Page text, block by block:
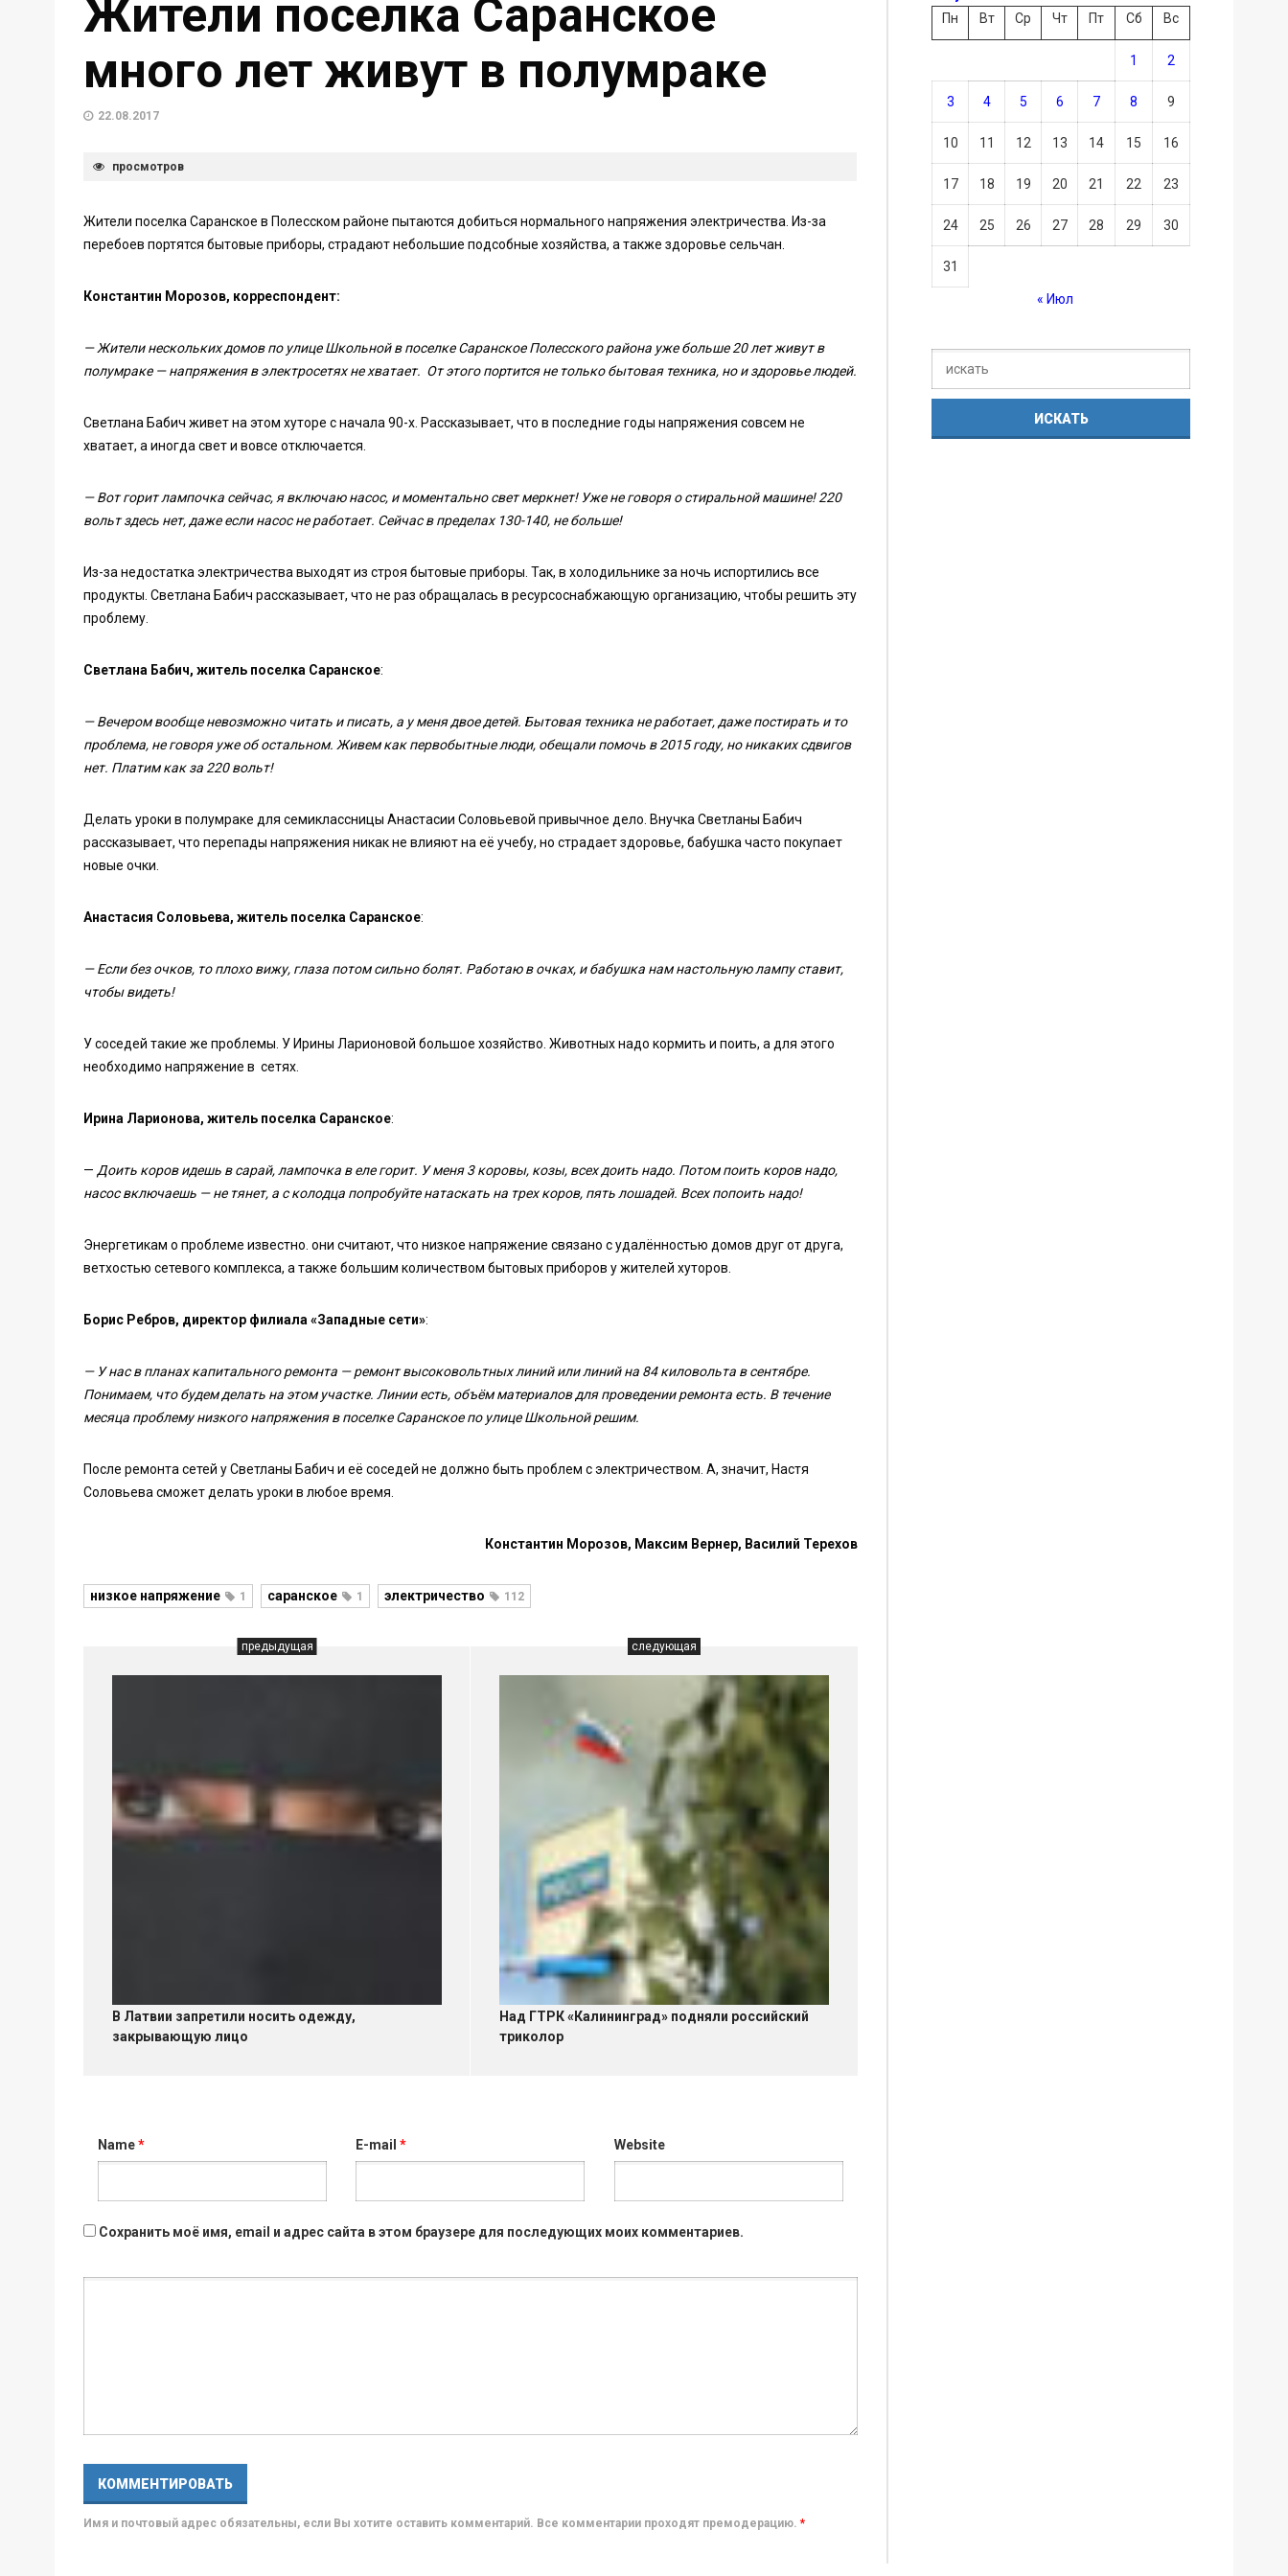
Жители поселка Саранское
много лет живут в полумраке
22.08.2017
просмотров
Жители поселка Саранское в Полесском районе пытаются добиться нормального напряжения электричества. Из-за
перебоев портятся бытовые приборы, страдают небольшие подсобные хозяйства, а также здоровье сельчан.
Константин Морозов, корреспондент:
— Жители нескольких домов по улице Школьной в поселке Саранское Полесского района уже больше 20 лет живут в
полумраке — напряжения в электросетях не хватает. От этого портится не только бытовая техника, но и здоровье людей.
Светлана Бабич живет на этом хуторе с начала 90-х. Рассказывает, что в последние годы напряжения совсем не
хватает, а иногда свет и вовсе отключается.
— Вот горит лампочка сейчас, я включаю насос, и моментально свет меркнет! Уже не говоря о стиральной машине! 220
вольт здесь нет, даже если насос не работает. Сейчас в пределах 130-140, не больше!
Из-за недостатка электричества выходят из строя бытовые приборы. Так, в холодильнике за ночь испортились все
продукты. Светлана Бабич рассказывает, что не раз обращалась в ресурсоснабжающую организацию, чтобы решить эту
проблему.
Светлана Бабич, житель поселка Саранское:
— Вечером вообще невозможно читать и писать, а у меня двое детей. Бытовая техника не работает, даже постирать и то
проблема, не говоря уже об остальном. Живем как первобытные люди, обещали помочь в 2015 году, но никаких сдвигов
нет. Платим как за 220 вольт!
Делать уроки в полумраке для семиклассницы Анастасии Соловьевой привычное дело. Внучка Светланы Бабич
рассказывает, что перепады напряжения никак не влияют на её учебу, но страдает здоровье, бабушка часто покупает
новые очки.
Анастасия Соловьева, житель поселка Саранское:
— Если без очков, то плохо вижу, глаза потом сильно болят. Работаю в очках, и бабушка нам настольную лампу ставит,
чтобы видеть!
У соседей такие же проблемы. У Ирины Ларионовой большое хозяйство. Животных надо кормить и поить, а для этого
необходимо напряжение в сетях.
Ирина Ларионова, житель поселка Саранское:
— Доить коров идешь в сарай, лампочка в еле горит. У меня 3 коровы, козы, всех доить надо. Потом поить коров надо,
насос включаешь — не тянет, а с колодца попробуйте натаскать на трех коров, пять лошадей. Всех попоить надо!
Энергетикам о проблеме известно. они считают, что низкое напряжение связано с удалённостью домов друг от друга,
ветхостью сетевого комплекса, а также большим количеством бытовых приборов у жителей хуторов.
Борис Ребров, директор филиала «Западные сети»:
— У нас в планах капитального ремонта — ремонт высоковольтных линий или линий на 84 киловольта в сентябре.
Понимаем, что будем делать на этом участке. Линии есть, объём материалов для проведении ремонта есть. В течение
месяца проблему низкого напряжения в поселке Саранское по улице Школьной решим.
После ремонта сетей у Светланы Бабич и её соседей не должно быть проблем с электричеством. А, значит, Настя
Соловьева сможет делать уроки в любое время.
Константин Морозов, Максим Вернер, Василий Терехов
низкое напряжение 1 саранское 1 электричество 112
предыдущая
В Латвии запретили носить одежду,
закрывающую лицо
следующая
Над ГТРК «Калининград» подняли российский
триколор
Name* E-mail* Website
Сохранить моё имя, email и адрес сайта в этом браузере для последующих моих комментариев.
Имя и почтовый адрес обязательны, если Вы хотите оставить комментарий. Все комментарии проходят премодерацию. *
Пн
Вт Ср Чт Пт Сб Вс
1 2
3 4 5 6 7 8 9
10 11 12 13 14 15 16
17 18 19 20 21 22 23
24 25 26 27 28 29 30
31
« Июл